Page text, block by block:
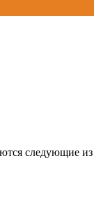
следующие